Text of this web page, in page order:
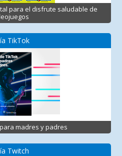
para el disfrute saludable de
TikTok
madres y padres
Twitch